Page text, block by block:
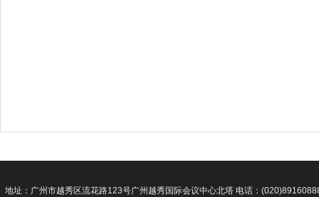
地址：广州市越秀区流花路123号广州越秀国际会议中心北塔 电话：